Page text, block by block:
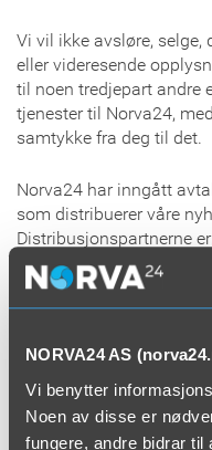
NORVA24 AS
Vi benytter
Noen av disse er
fungere, andre bidrar
Vi vil ikke avsløre, selge,
eller videresende
til noen tredjepart andre
tjenester til Norva24,
samtykke fra deg til det.
Norva24 har inngått
som distribuerer våre
Distribusjonspartnerne
Google
Facebook
Vi vil ikke dele
nødvendig for å fullføre
nyhetsbrev.